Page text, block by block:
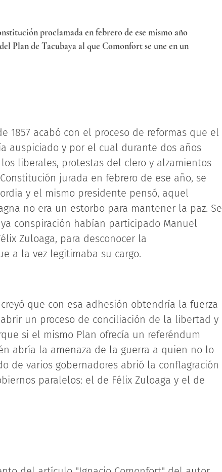
proclamada en febrero de ese mismo año
Plan de Tacubaya al que Comonfort se une en un
1857 acabó con el proceso de reformas que el
auspiciado y por el cual durante dos años
liberales, protestas del clero y alzamientos
jurada en febrero de ese año, se
y el mismo presidente pensó, aquel
no era un estorbo para mantener la paz. Se
conspiración habían participado Manuel
Zuloaga, para desconocer la
a la vez legitimaba su cargo.
que con esa adhesión obtendría la fuerza
un proceso de conciliación de la libertad y
si el mismo Plan ofrecía un referéndum
abría la amenaza de la guerra a quien no lo
de varios gobernadores abrió la conflagración
paralelos: el de Félix Zuloaga y el de